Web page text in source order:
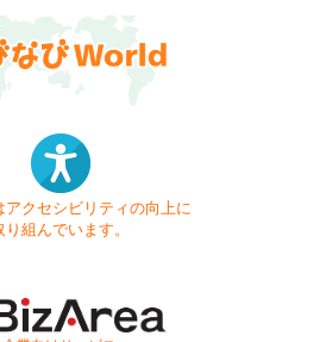
アクセシビリティの向上に
り組んでいます。